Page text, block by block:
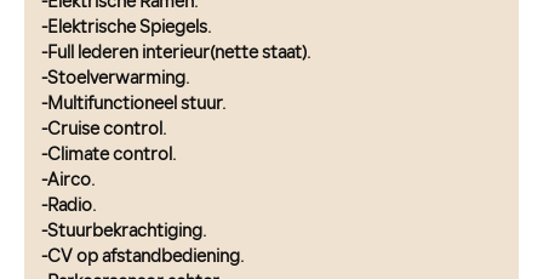
-Elektrische Spiegels.
-Full lederen interieur(nette staat).
-Stoelverwarming.
-Multifunctioneel stuur.
-Cruise control.
-Climate control.
-Airco.
-Radio.
-Stuurbekrachtiging.
-CV op afstandbediening.